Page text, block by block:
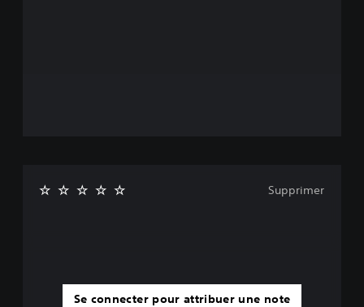
Se connecter pour attribuer une note
Supprimer